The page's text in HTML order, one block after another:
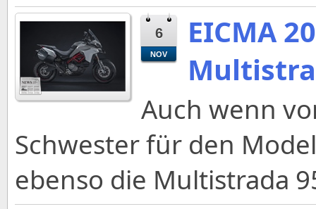
6
NOV
EICMA
Auch wenn
Schwester für den
ebenso die Multistrada